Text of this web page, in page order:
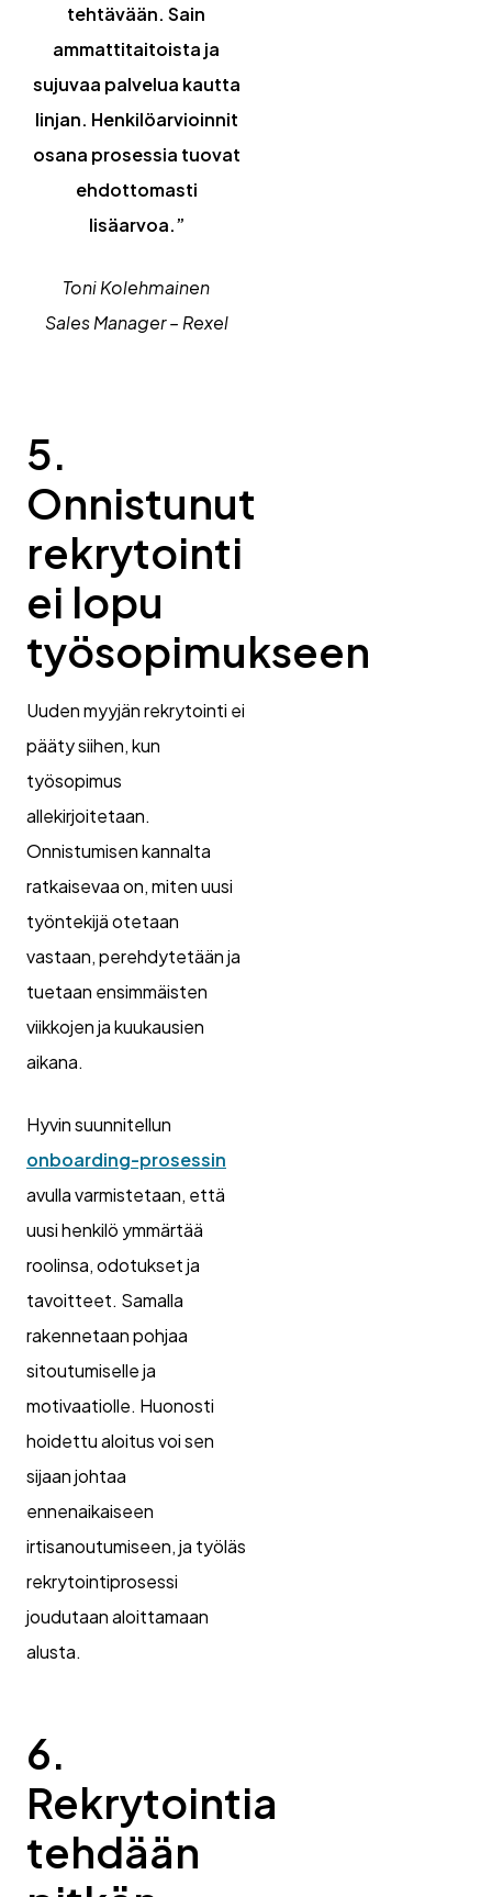
tehtävään. Sain
ammattitaitoista ja
sujuvaa palvelua kautta
linjan. Henkilöarvioinnit
osana prosessia tuovat
ehdottomasti
lisäarvoa.”
Toni Kolehmainen
Sales Manager – Rexel
5.
Onnistunut
rekrytointi
ei lopu
työsopimukseen
Uuden myyjän rekrytointi ei
pääty siihen, kun
työsopimus
allekirjoitetaan.
Onnistumisen kannalta
ratkaisevaa on, miten uusi
työntekijä otetaan
vastaan, perehdytetään ja
tuetaan ensimmäisten
viikkojen ja kuukausien
aikana.
Hyvin suunnitellun
onboarding-prosessin
avulla varmistetaan, että
uusi henkilö ymmärtää
roolinsa, odotukset ja
tavoitteet. Samalla
rakennetaan pohjaa
sitoutumiselle ja
motivaatiolle. Huonosti
hoidettu aloitus voi sen
sijaan johtaa
ennenaikaiseen
irtisanoutumiseen, ja työläs
rekrytointiprosessi
joudutaan aloittamaan
alusta.
6.
Rekrytointia
tehdään